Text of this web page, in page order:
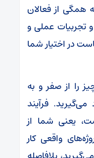
همگی از فعالان
عملی و
در اختیار شما
را از صفر و به
فرآیند
یعنی شما از
واقعی کار